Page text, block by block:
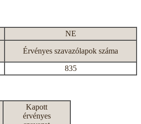
NE
Érvényes szavazólapok száma
835
Kapott
érvényes